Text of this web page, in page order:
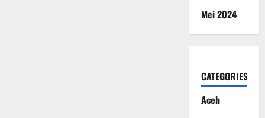
Mei 2024
CATEGORIES
Aceh